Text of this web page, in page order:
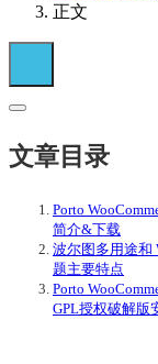
正文
文章目录
Porto
简介&下载
波尔图多用途和
题主要特点
Porto
GPL授权破解版